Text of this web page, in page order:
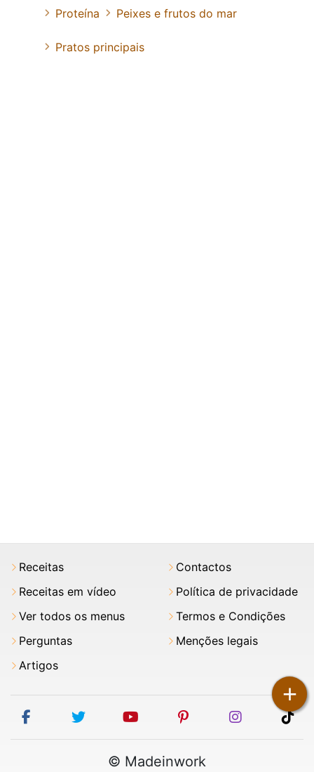
+
Proteína Peixes e frutos do mar
Pratos principais
Receitas
Receitas em vídeo
Ver todos os menus
Perguntas
Artigos
Contactos
Política de privacidade
Termos e Condições
Menções legais
facebooktwitter youtubepinterestinstagram
© Madeinwork